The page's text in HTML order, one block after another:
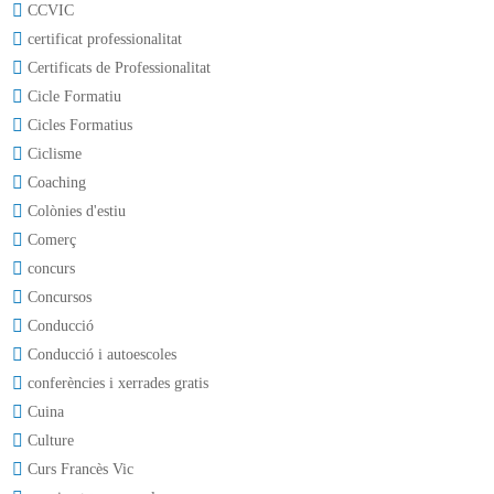
CCVIC
certificat professionalitat
Certificats de Professionalitat
Cicle Formatiu
Cicles Formatius
Ciclisme
Coaching
Colònies d'estiu
Comerç
concurs
Concursos
Conducció
Conducció i autoescoles
conferències i xerrades gratis
Cuina
Culture
Curs Francès Vic